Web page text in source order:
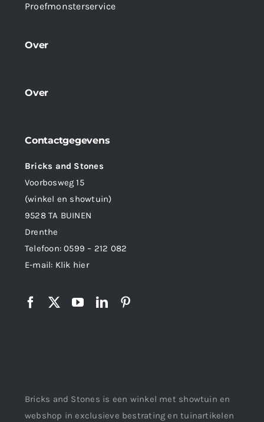
Proefmonsterservice
Over
Over
Contactgegevens
Bricks and Stones
Voorbosweg 15
(winkel en showtuin)
9528 TA BUINEN
Drenthe
Telefoon:0599 – 212 082
E-mail: Klik hier
Bricks and Stones is een winkel met showtuin en
webshop in exclusieve bestrating en tuinartikelen